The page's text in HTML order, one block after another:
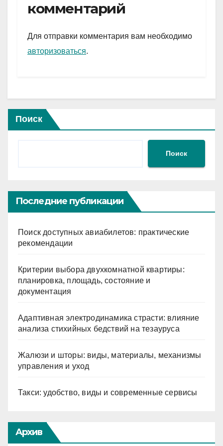
a
m
A
p
и
комментарий
Для отправки комментария вам необходимо
авторизоваться.
Поиск
Поиск
Последние публикации
Поиск доступных авиабилетов: практические
рекомендации
Критерии выбора двухкомнатной квартиры:
планировка, площадь, состояние и
документация
Адаптивная электродинамика страсти: влияние
анализа стихийных бедствий на тезауруса
Жалюзи и шторы: виды, материалы, механизмы
управления и уход
Такси: удобство, виды и современные сервисы
Архив